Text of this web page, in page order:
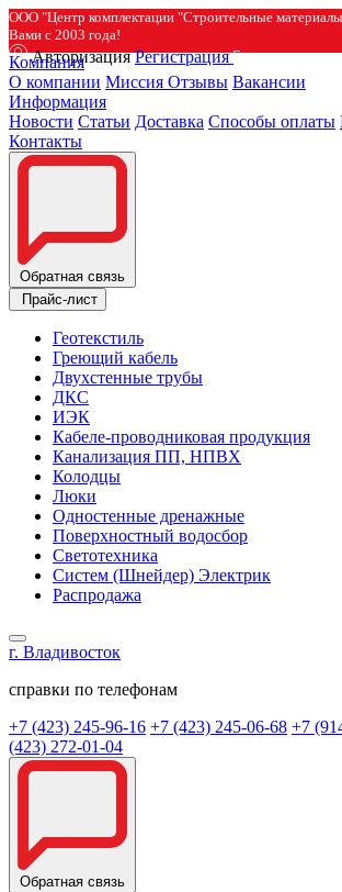
ООО "Центр комплектации "Строительные
Вами с 2003 года!
Авторизация Регистрация
Компания
О компании Миссия Отзывы Вакансии
Информация
Новости Статьи Доставка Способы оплаты
Контакты
Обратная связь
Прайс-лист
Геотекстиль
Греющий кабель
Двухстенные трубы
ДКС
ИЭК
Кабеле-проводниковая продукция
Канализация ПП, НПВХ
Колодцы
Люки
Одностенные дренажные
Поверхностный водосбор
Светотехника
Систем (Шнейдер) Электрик
Распродажа
г. Владивосток
справки по телефонам
+7 (423) 245-96-16 +7 (423) 245-06-68 +7
(423) 272-01-04
Обратная связь